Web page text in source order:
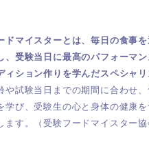
ドマイスターとは、毎日の食事
、受験当日に最高のパフォーマ
ィション作りを学んだスペシャリ
や試験当日までの期間に合わせ
学び、受験生の心と身体の健康を
ます。
（受験フードマイスター協